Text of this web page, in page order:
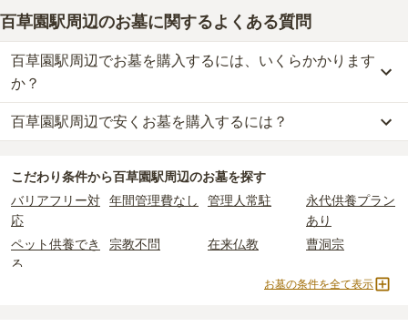
百草園駅周辺のお墓に関するよくある質問
百草園駅周辺でお墓を購入するには、いくらかかります
か？
百草園駅周辺での購入費用の目安は、一般墓が約219万円、樹木葬
が約12万円、納骨堂が約13万円、永代供養墓が約57万円です。
2つが主な費用となります。
百草園駅周辺の一般墓の永代使用料の平均は52万円 で、墓石代は東
京都の平均
です。いずれも区画の広さや墓石の大きさ・
素材によって変わります。
樹木葬・納骨堂・永代供養墓は、基本的に墓石代がかからず、永代
百草園駅周辺で安くお墓を購入するには？
万円からお求めいただけます。
一般的に最も費用を抑えられるのは、他の方のご遺骨と一緒に埋葬
する
と呼ばれるタイプです。個別のお墓に
比べて省スペースで管理の手間がかからないため、費用が安く設定
されています。
価格の目安は、1名あたり5万円〜30万円程度です。
こだわり条件から百草園駅周辺のお墓を探す
バリアフリー対
応
年間管理費なし 管理人常駐
永代供養プラン
あり
ペット供養でき
る
宗教不問 在来仏教 曹洞宗
納骨堂
お墓の条件を全て表示